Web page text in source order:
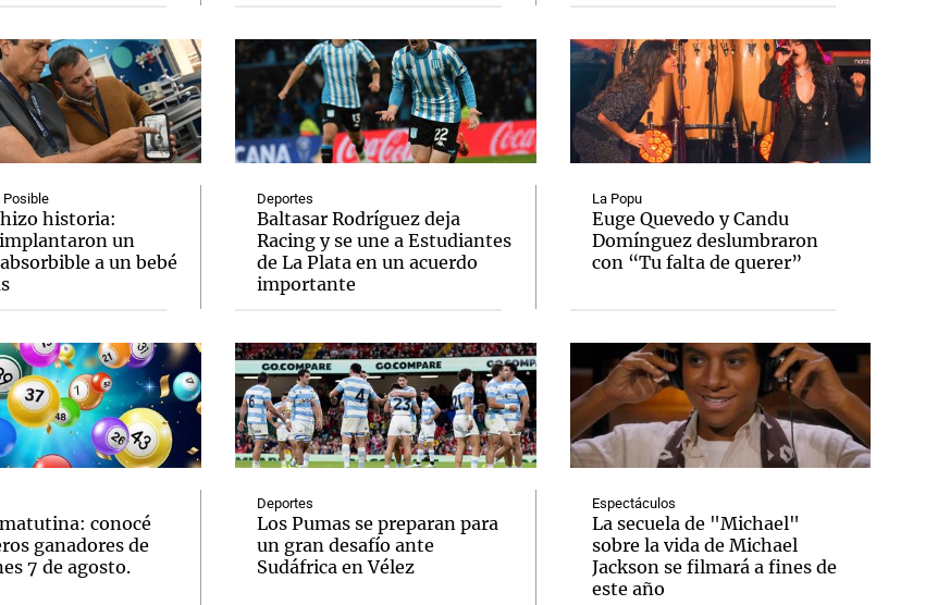
Posible
historia:
un
a un bebé
conocé
ganadores de
7 de agosto.
Deportes
Baltasar Rodríguez deja
Racing y se une a Estudiantes
de La Plata en un acuerdo
importante
Deportes
Los Pumas se preparan para
un gran desafío ante
Sudáfrica en Vélez
La Popu
Euge Quevedo y Candu
Domínguez deslumbraron
con “Tu falta de querer”
Espectáculos
La secuela de "Michael"
sobre la vida de Michael
Jackson se filmará a fines de
este año
El huracán de Arequito
Notas
Cadena 3 en Groenlandia
Notas